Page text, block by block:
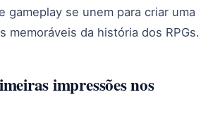
gameplay se unem para criar uma
memoráveis da história dos RPGs.
impressões nos